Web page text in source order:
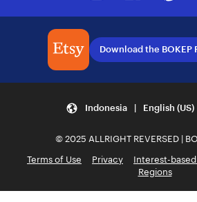
Download the BOKEP
Indonesia | English
© 2025 ALLRIGHT REVERSED |
Terms of Use
Privacy Interest-based
Regions